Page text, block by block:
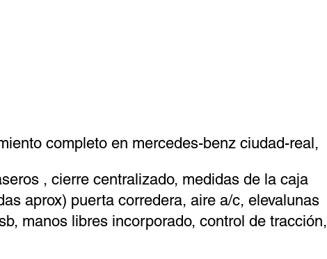
completo en mercedes-benz ciudad-real,
, cierre centralizado, medidas de la caja
aprox) puerta corredera, aire a/c, elevalunas
manos libres incorporado, control de tracción,